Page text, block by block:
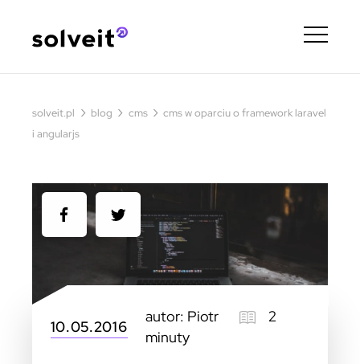
solveit.pl › blog › cms › cms w oparciu o framework laravel
i angularjs
10.05.2016
autor: Piotr
2
minuty